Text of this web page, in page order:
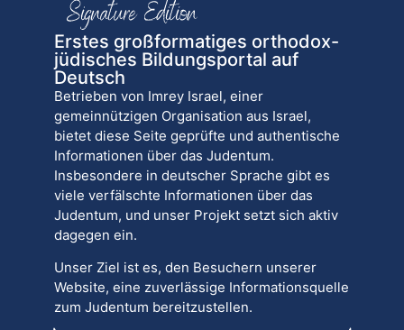
Erstes großformatiges orthodox-
jüdisches Bildungsportal auf
Deutsch
Betrieben von Imrey Israel, einer
gemeinnützigen Organisation aus Israel,
bietet diese Seite geprüfte und authentische
Informationen über das Judentum.
Insbesondere in deutscher Sprache gibt es
viele verfälschte Informationen über das
Judentum, und unser Projekt setzt sich aktiv
dagegen ein.
Unser Ziel ist es, den Besuchern unserer
Website, eine zuverlässige Informationsquelle
zum Judentum bereitzustellen.